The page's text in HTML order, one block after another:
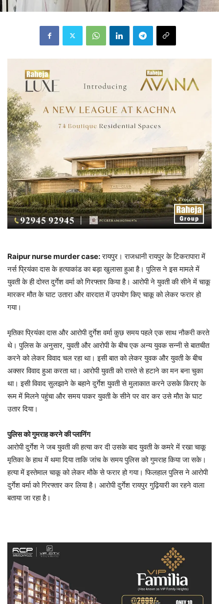
Raipur nurse murder case:रायपुर। राजधानी रायपुर के टिकरापारा में
नर्स प्रियंका दास के हत्याकांड का बड़ा खुलासा हुआ है। पुलिस ने इस मामले में
युवती के ही दोस्त दुर्गेश वर्मा को गिरफ्तार किया है। आरोपी ने युवती की सीने में चाकू
मारकर मौत के घाट उतारा और वारदात में उपयोग किए चाकू को लेकर फरार हो
गया।
मृतिका प्रियंका दास और आरोपी दुर्गेश वर्मा कुछ समय पहले एक साथ नौकरी करते
थे। पुलिस के अनुसार, युवती और आरोपी के बीच एक अन्य युवक सन्नी से बातचीत
करने को लेकर विवाद चल रहा था। इसी बात को लेकर युवक और युवती के बीच
अक्सर विवाद हुआ करता था। आरोपी युवती को रास्ते से हटाने का मन बना चुका
था। इसी विवाद सुलझाने के बहाने दुर्गेश युवती से मुलाकात करने उसके किराए के
रूम में मिलने पहुंचा और समय पाकर युवती के सीने पर वार कर उसे मौत के घाट
उतार दिया।
पुलिस को गुमराह करने की प्लानिंग
आरोपी दुर्गेश ने जब युवती की हत्या कर दी उसके बाद युवती के कमरे में रखा चाकू
मृतिका के हाथ में थमा दिया ताकि जांच के समय पुलिस को गुमराह किया जा सके।
हत्या में इस्तेमाल चाकू को लेकर मौके से फरार हो गया। फिलहाल पुलिस ने आरोपी
दुर्गेश वर्मा को गिरफ्तार कर लिया है। आरोपी दुर्गेश रायपुर गुढ़ियारी का रहने वाला
बताया जा रहा है।